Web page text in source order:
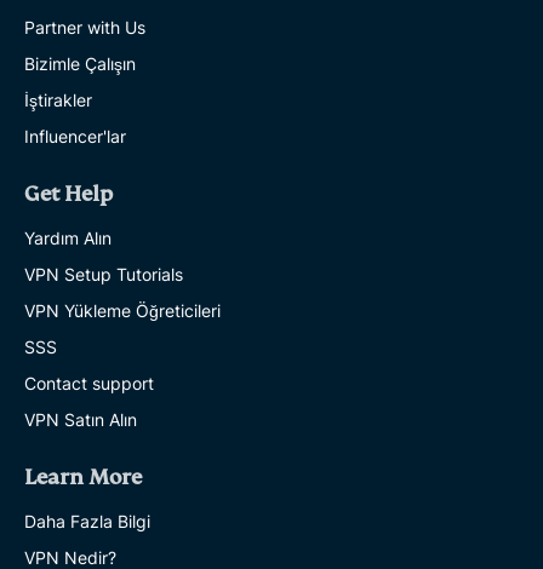
Partner with Us
Bizimle Çalışın
İştirakler
Influencer'lar
Get Help
Yardım Alın
VPN Setup Tutorials
VPN Yükleme Öğreticileri
SSS
Contact support
VPN Satın Alın
Learn More
Daha Fazla Bilgi
VPN Nedir?